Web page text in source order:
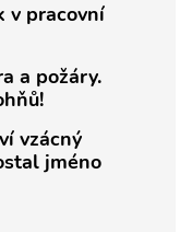
v pracovní
a požáry.
vzácný
jméno